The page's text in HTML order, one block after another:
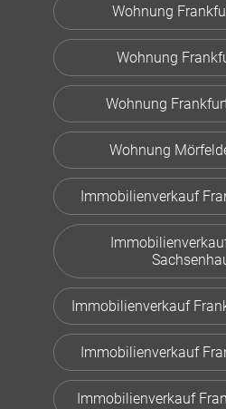
Wohnung
Wohnung
Wohnung
Wohnung
Immobilienverkauf
Immobilienverkauf
Immobilienverkauf
Immobilienverkauf